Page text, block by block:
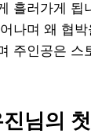
흘러가게 됩
나며 왜 협
주인공은 스
님의